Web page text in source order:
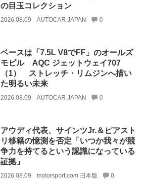
の目玉コレクション
2026.08.09 AUTOCAR JAPAN 0
ベースは「7.5L V8でFF」のオールズ
モビル AQC ジェットウェイ707
（1） ストレッチ・リムジンへ描い
た明るい未来
2026.08.09 AUTOCAR JAPAN 0
アウディ代表、サインツJr.＆ピアスト
リ移籍の憶測を否定「いつか我々が競
争力を持てるという認識になっている
証拠」
2026.08.09 motorsport.com 日本版 0